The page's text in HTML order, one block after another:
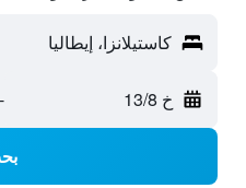
كاستيلانزا، إيطاليا
خ 13/8 -